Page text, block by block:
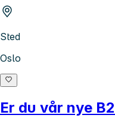
Sted
Oslo
Er du vår nye